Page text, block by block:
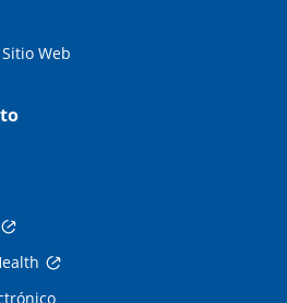
Web